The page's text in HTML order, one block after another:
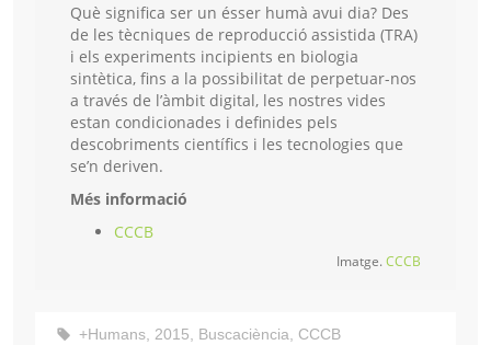
Què significa ser un ésser humà avui dia? Des
de les tècniques de reproducció assistida (TRA)
i els experiments incipients en biologia
sintètica, fins a la possibilitat de perpetuar-nos
a través de l’àmbit digital, les nostres vides
estan condicionades i definides pels
descobriments científics i les tecnologies que
se’n deriven.
Més informació
CCCB
Imatge. CCCB
+Humans, 2015, Buscaciència, CCCB